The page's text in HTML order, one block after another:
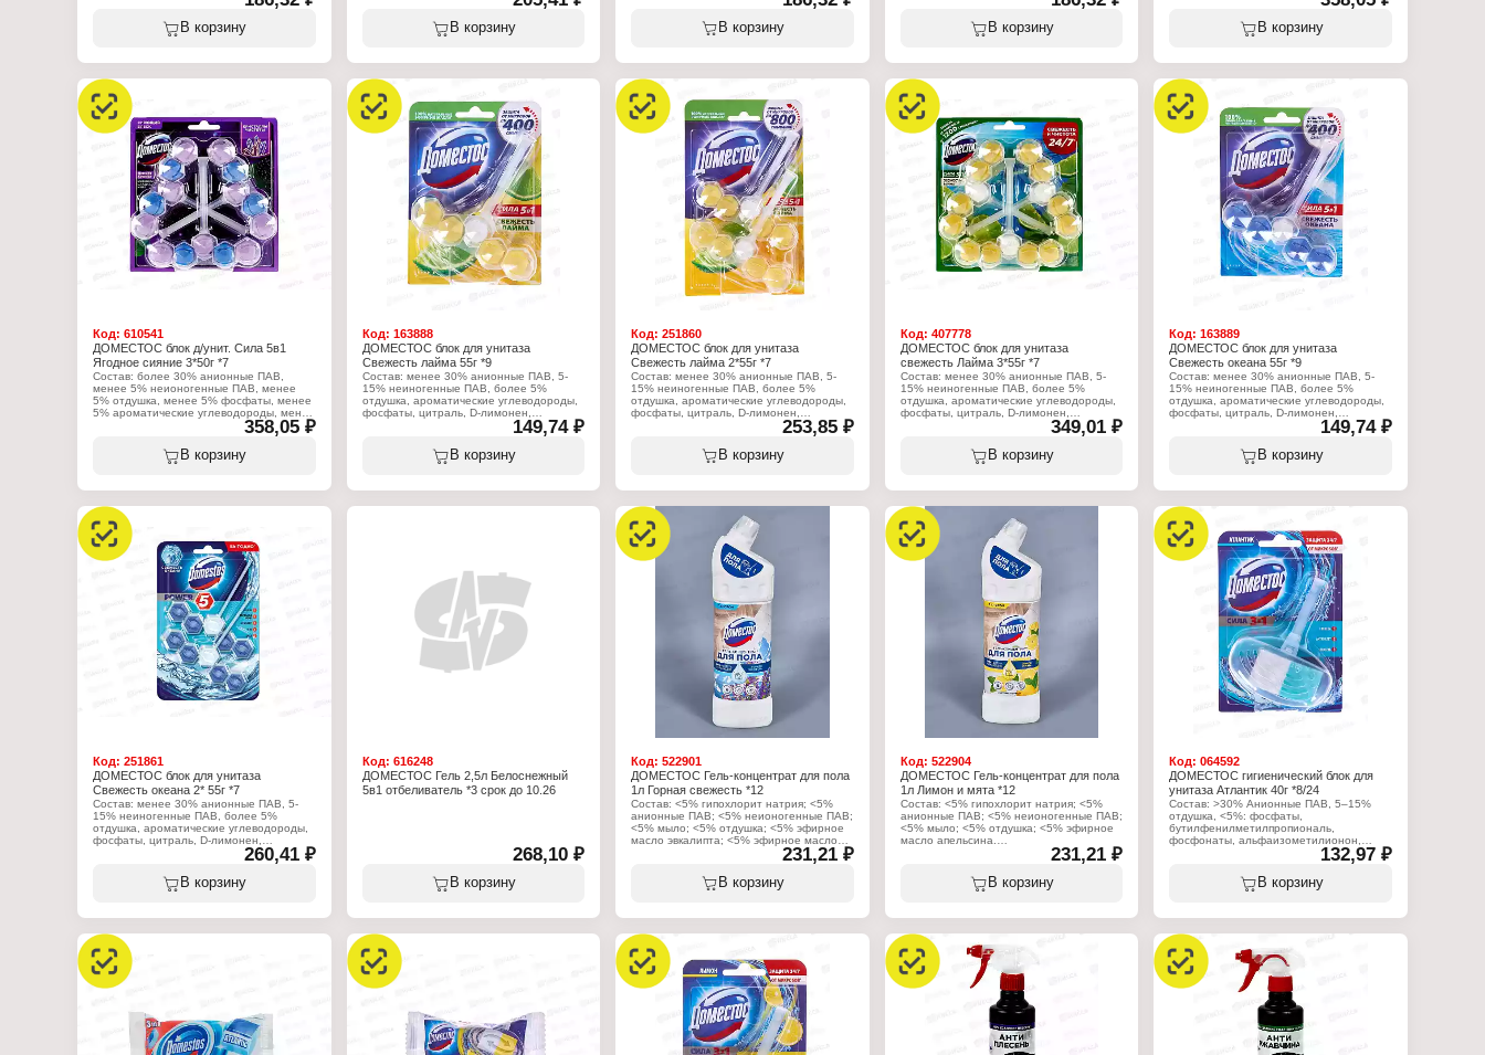
Производитель: Арнест ЮниРусь
Бренд: Доместос
Тип товара: Чистящее средство
Форма выпуска: гель
Объем: 750 мл
В корзину
Производитель: Арнест ЮниРусь
Бренд: Доместос
Аромат: Сила тропиков
Форма выпуска: гель
Объем: 750 мл
В корзину
Тип товара: Чистящее средство
Назначение: универсальное
В корзину
Производитель: Арнест ЮниРусь
Бренд: Доместос
Тип товара: Чистящее средство
Объем: 750 мл
В корзину
Характеристики:
Назначение: на ободок унитаза
Название: "Сила 5 в 1"
Аромат: Цитрусовый блеск
Форма выпуска: подвесной блок
Вес: 3х50 г
В корзину
Код: 610541
ДОМЕСТОС блок д/унит. Сила 5в1
Ягодное сияние 3*50г *7
Состав: более 30% анионные ПАВ,
менее 5% неионогенные ПАВ, менее
5% отдушка, менее 5% фосфаты, менее
5% ароматические углеводороды, менее
5% линалоол, менее 5% лимонен,
Характеристики:
Назначение: на ободок унитаза
Название: "Сила 5 в 1"
Аромат: Ягодное сияние
Форма выпуска: подвесной блок
Вес: 3х50 г
358,05 ₽
В корзину
Код: 163888
ДОМЕСТОС блок для унитаза
Свежесть лайма 55г *9
Состав: менее 30% анионные ПАВ, 5-
15% неиногенные ПАВ, более 5%
отдушка, ароматические углеводороды,
фосфаты, цитраль, D-лимонен,
Характеристики:
Производитель: Арнест ЮниРусь
Название: "Сила 5 в 1"
149,74 ₽
В корзину
Код:251860
ДОМЕСТОС блок для унитаза
Свежесть лайма 2*55г *7
Состав: менее 30% анионные ПАВ, 5-
15% неиногенные ПАВ, более 5%
отдушка, ароматические углеводороды,
фосфаты, цитраль, D-лимонен,
Характеристики:
Производитель: Арнест ЮниРусь
Название: "Сила 5 в 1"
Аромат: Свежесть лайма
Форма выпуска: подвесной блок
Вес: 2х55 г
253,85 ₽
В корзину
Код: 407778
ДОМЕСТОС блок для унитаза
свежесть Лайма 3*55г *7
Состав: менее 30% анионные ПАВ, 5-
15% неиногенные ПАВ, более 5%
отдушка, ароматические углеводороды,
фосфаты, цитраль, D-лимонен,
Характеристики:
Производитель: Арнест ЮниРусь
Название: "Сила 5 в 1"
Аромат: Свежесть лайма
Форма выпуска: подвесной блок
Вес: 3х55 г
349,01 ₽
В корзину
Код:163889
ДОМЕСТОС блок для унитаза
Свежесть океана 55г *9
Состав: менее 30% анионные ПАВ, 5-
15% неиногенные ПАВ, более 5%
отдушка, ароматические углеводороды,
фосфаты, цитраль, D-лимонен,
Характеристики:
Производитель: Арнест ЮниРусь
Название: "Сила 5 в 1"
Аромат: Свежесть океана
Форма выпуска: подвесной блок
Вес: 55 г
149,74 ₽
В корзину
Код: 251861
ДОМЕСТОС блок для унитаза
Свежесть океана 2* 55г *7
Состав: менее 30% анионные ПАВ, 5-
15% неиногенные ПАВ, более 5%
отдушка, ароматические углеводороды,
фосфаты, цитраль, D-лимонен,
Характеристики:
Производитель: Арнест ЮниРусь
Название: "Сила 5 в 1"
Аромат: Свежесть океана
Форма выпуска: подвесной блок
Вес: 2х55 г
260,41 ₽
В корзину
Код: 616248
ДОМЕСТОС Гель 2,5л Белоснежный
5в1 отбеливатель *3 срок до 10.26
268,10 ₽
В корзину
Код:522901
ДОМЕСТОС Гель-концентрат для пола
1л Горная свежесть *12
Состав: <5% гипохлорит натрия; <5%
анионные ПАВ; <5% неионогенные ПАВ;
<5% мыло; <5% отдушка; <5% эфирное
масло эвкалипта; <5% эфирное масло
Характеристики:
Производитель: Арнест ЮниРусь
Особенность: антибактериальное
Аромат: Горная Свежесть
Форма выпуска: гель-концентрат
Объем: 1 л
231,21 ₽
В корзину
Код: 522904
ДОМЕСТОС Гель-концентрат для пола
1л Лимон и мята *12
Состав: <5% гипохлорит натрия; <5%
анионные ПАВ; <5% неионогенные ПАВ;
<5% мыло; <5% отдушка; <5% эфирное
масло апельсина.
Производитель: Арнест ЮниРусь
Бренд: Доместос
Аромат: Лимон и мята
Форма выпуска: гель-концентрат
Объем: 1 л
231,21 ₽
В корзину
Код:064592
ДОМЕСТОС гигиенический блок для
унитаза Атлантик 40г *8/24
Состав: >30% Анионные ПАВ, 5–15%
отдушка, <5%: фосфаты,
бутилфенилметилпропиональ,
фосфонаты, альфаизометилионон,
лимонен, бензиловый спирт, линалоол,
цитронеллол, гексилциннамал.
Характеристики:
Назначение: на ободок унитаза
Название: "Сила 3 в 1"
Аромат: Атлантик
Форма выпуска: подвесной блок
Вес: 40 г
132,97 ₽
В корзину